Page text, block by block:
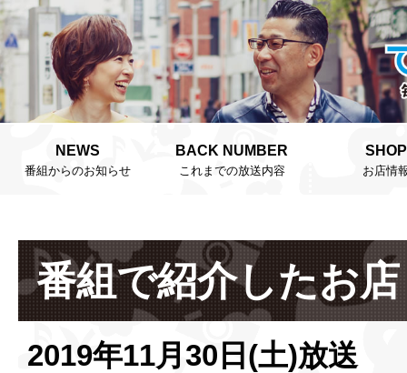
NEWS
番組からのお知らせ
BACK NUMBER
これまでの放送内容
SHOP
お店情
番組で紹介したお店
2019年11月30日(土)放送